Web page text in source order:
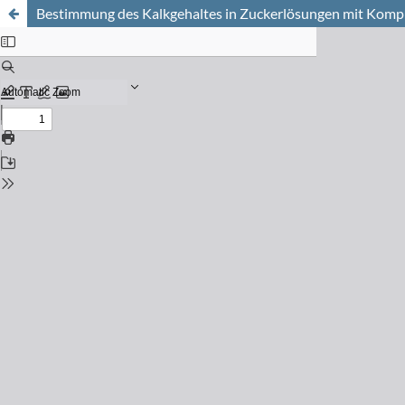
Bestimmung des Kalkgehaltes in Zuckerlösungen mit